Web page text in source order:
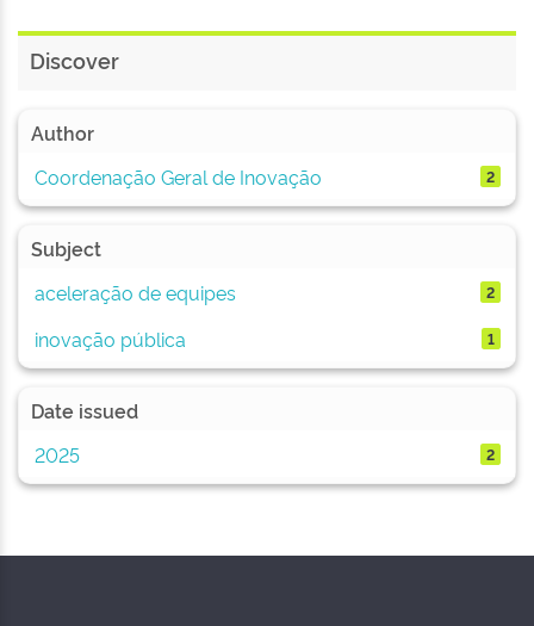
Discover
Author
Coordenação Geral de Inovação
2
Subject
aceleração de equipes
2
inovação pública 1
Date issued
2025
2